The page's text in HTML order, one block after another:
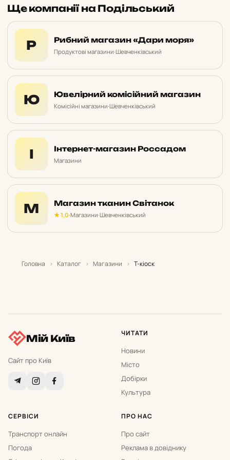
Ще компанії на Подільський
Р Рибний магазин «Дари моря»
Продуктові магазини·Шевченківський
Ю Ювелірний комісійний магазин
Комісійні магазини·Шевченківський
І Інтернет-магазин Россадом
Магазини
М Магазин тканин Світанок
★ 1,0·Магазини·Шевченківський
Головна › Каталог › Магазини › T-кіоск
Мій Київ
Сайт про Київ
ЧИТАТИ
Новини
Місто
Добірки
Культура
СЕРВІСИ
Транспорт онлайн
Погода
ПРО НАС
Про сайт
Реклама в довіднику